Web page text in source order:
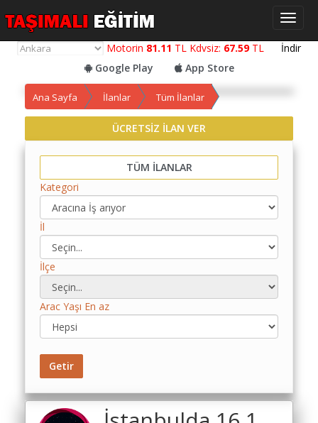
Motorin 81.11 TL Kdvsiz: 67.59TL İndir
Google Play
App Store
Yol
Maliyet
Yemek
Maliyet
Hesaplama
Kredili
Maliyet
Hesaplama
Toplu
Maliyet
Hesaplama
Şartname
Ana Sayfa İlanlar Tüm İlanlar
ÜCRETSİZ İLAN VER
TÜM İLANLAR
Kategori
İl
İlçe
Arac Yaşı En az
Getir